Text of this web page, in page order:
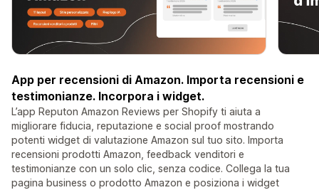
App per recensioni di Amazon. Importa recensioni e
testimonianze. Incorpora i widget.
L’app Reputon Amazon Reviews per Shopify ti aiuta a
migliorare fiducia, reputazione e social proof mostrando
potenti widget di valutazione Amazon sul tuo sito. Importa
recensioni prodotti Amazon, feedback venditori e
testimonianze con un solo clic, senza codice. Collega la tua
pagina business o prodotto Amazon e posiziona i widget